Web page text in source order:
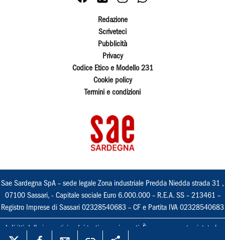
Redazione
Scriveteci
Pubblicità
Privacy
Codice Etico e Modello 231
Cookie policy
Termini e condizioni
Sae Sardegna SpA – sede legale Zona industriale Predda Niedda strada 31 ,
07100 Sassari, - Capitale sociale Euro 6.000.000 – R.E.A. SS – 213461 –
Registro Imprese di Sassari 02328540683 – CF e Partita IVA 02328540683
I diritti delle immagini e dei testi sono riservati. È espressamente vietata la